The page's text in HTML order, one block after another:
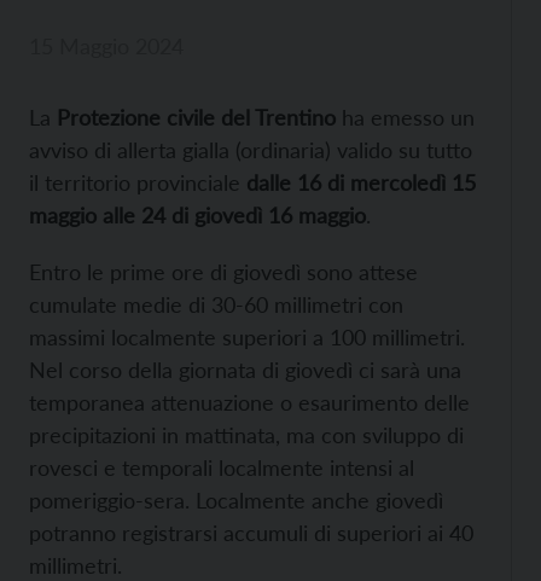
La Protezione civile del Trentino ha emesso un
avviso di allerta gialla (ordinaria) valido su tutto
il territorio provinciale dalle 16 di mercoledì 15
maggio alle 24 di giovedì 16 maggio.
Entro le prime ore di giovedì sono attese
cumulate medie di 30-60 millimetri con
massimi localmente superiori a 100 millimetri.
Nel corso della giornata di giovedì ci sarà una
temporanea attenuazione o esaurimento delle
precipitazioni in mattinata, ma con sviluppo di
rovesci e temporali localmente intensi al
pomeriggio-sera. Localmente anche giovedì
potranno registrarsi accumuli di superiori ai 40
millimetri.